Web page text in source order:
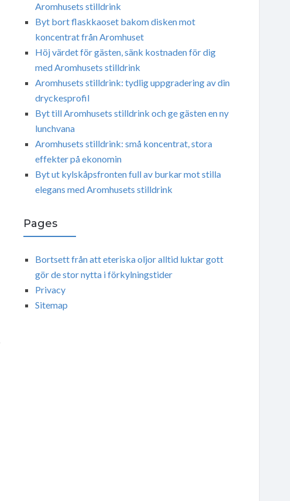
Aromhusets stilldrink
Byt bort flaskkaoset bakom disken mot
koncentrat från Aromhuset
Höj värdet för gästen, sänk kostnaden för dig
med Aromhusets stilldrink
Aromhusets stilldrink: tydlig uppgradering av din
dryckesprofil
Byt till Aromhusets stilldrink och ge gästen en ny
lunchvana
Aromhusets stilldrink: små koncentrat, stora
effekter på ekonomin
Byt ut kylskåpsfronten full av burkar mot stilla
elegans med Aromhusets stilldrink
Pages
Bortsett från att eteriska oljor alltid luktar gott
gör de stor nytta i förkylningstider
Privacy
Sitemap